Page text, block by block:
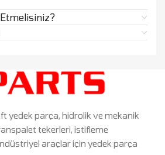
yedek parça, hidrolik ve mekanik
tekerleri, istifleme
araçlar için yedek parça